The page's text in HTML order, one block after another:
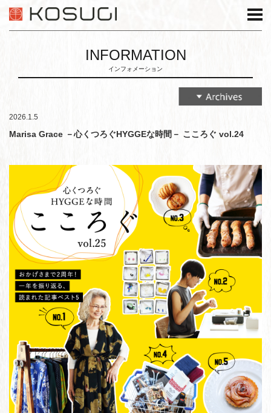
INFORMATION
インフォメーション
2026.1.5
Marisa Grace －心くつろぐHYGGEな時間－ こころぐ vol.24